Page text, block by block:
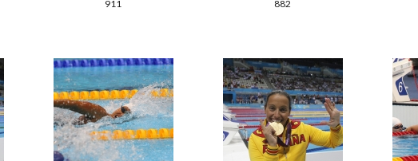
911 882